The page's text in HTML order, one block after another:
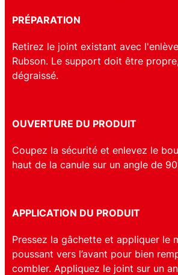
PRÉPARATION
Retirez le joint existant avec
Rubson. Le support doit être
dégraissé.
OUVERTURE DU PRODUIT
Coupez la sécurité et enlevez le
haut de la canule sur un angle de
APPLICATION DU PRODUIT
Pressez la gâchette et appliquer le
poussant vers l’avant pour bien
combler. Appliquez le joint sur un